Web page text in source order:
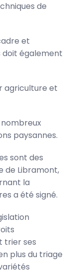
de
et
doit également
agriculture et
paysannes.
sont des
de Libramont,
la
a été signé.
trier ses
plus du triage